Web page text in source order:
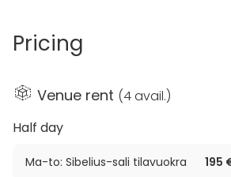
Tila soveltuu erinomaisesti juhliin,
henkilöä, ja kalustus tukee sekä
seurustelua että istuvia tilaisuuksia.
sisältyy 15 pöytäryhmää sekä sohvia
tunnelman.
Pricing
Venue rent (4 avail.)
Half day
Ma-to: Sibelius-sali tilavuokra 195